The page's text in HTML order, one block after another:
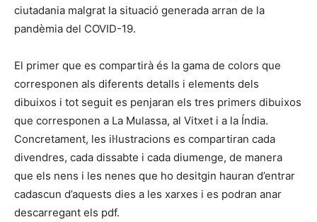
ciutadania malgrat la situació generada arran de la
pandèmia del COVID-19.
El primer que es compartirà és la gama de colors que
corresponen als diferents detalls i elements dels
dibuixos i tot seguit es penjaran els tres primers dibuixos
que corresponen a La Mulassa, al Vitxet i a la Índia.
Concretament, les il·lustracions es compartiran cada
divendres, cada dissabte i cada diumenge, de manera
que els nens i les nenes que ho desitgin hauran d’entrar
cadascun d’aquests dies a les xarxes i es podran anar
descarregant els pdf.